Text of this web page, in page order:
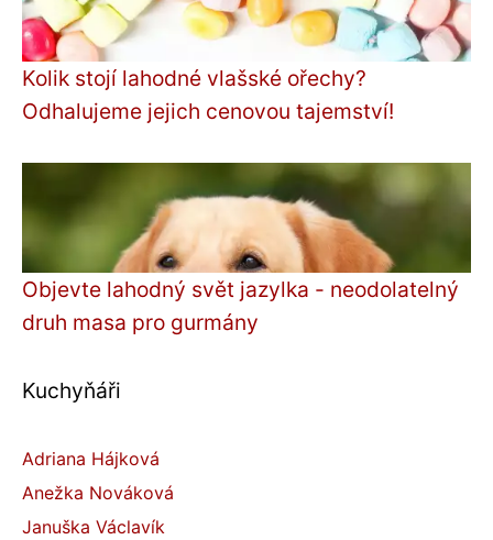
Kolik stojí lahodné vlašské ořechy?
Odhalujeme jejich cenovou tajemství!
Objevte lahodný svět jazylka - neodolatelný
druh masa pro gurmány
Kuchyňáři
Adriana Hájková
Anežka Nováková
Januška Václavík